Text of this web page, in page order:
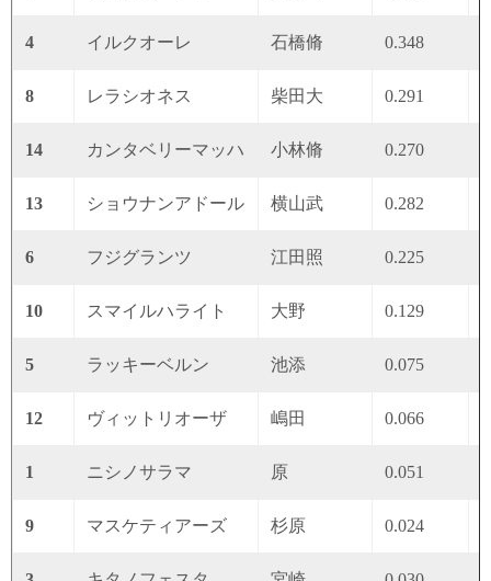
4 イルクオーレ 石橋脩 0.348
8 レラシオネス 柴田大 0.291
14 カンタベリーマッハ 小林脩 0.270
13 ショウナンアドール 横山武 0.282
6 フジグランツ 江田照 0.225
10 スマイルハライト 大野 0.129
5 ラッキーベルン 池添 0.075
12 ヴィットリオーザ 嶋田 0.066
1 ニシノサラマ 原 0.051
9 マスケティアーズ 杉原 0.024